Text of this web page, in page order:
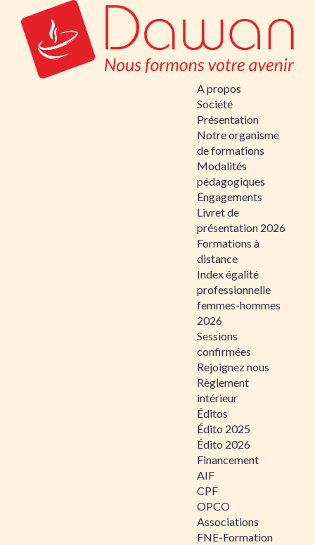
A propos
Société
Présentation
Notre organisme
de formations
Modalités
pédagogiques
Engagements
Livret de
présentation 2026
Formations à
distance
Index égalité
professionnelle
femmes-hommes
2026
Sessions
confirmées
Rejoignez nous
Règlement
intérieur
Éditos
Édito 2025
Édito 2026
Financement
AIF
CPF
OPCO
Associations
FNE-Formation